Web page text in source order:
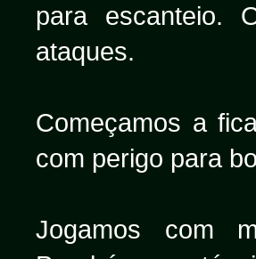
para escanteio.
ataques.
Começamos a
com perigo para
Jogamos com